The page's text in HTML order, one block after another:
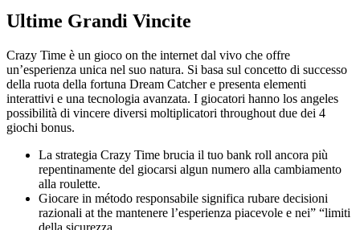
Ultime Grandi Vincite
Crazy Time è un gioco on the internet dal vivo che offre
un’esperienza unica nel suo natura. Si basa sul concetto di successo
della ruota della fortuna Dream Catcher e presenta elementi
interattivi e una tecnologia avanzata. I giocatori hanno los angeles
possibilità di vincere diversi moltiplicatori throughout due dei 4
giochi bonus.
La strategia Crazy Time brucia il tuo bank roll ancora più
repentinamente del giocarsi algun numero alla cambiamento
alla roulette.
Giocare in método responsabile significa rubare decisioni
razionali at the mantenere l’esperienza piacevole e nei” “limiti
della sicurezza.